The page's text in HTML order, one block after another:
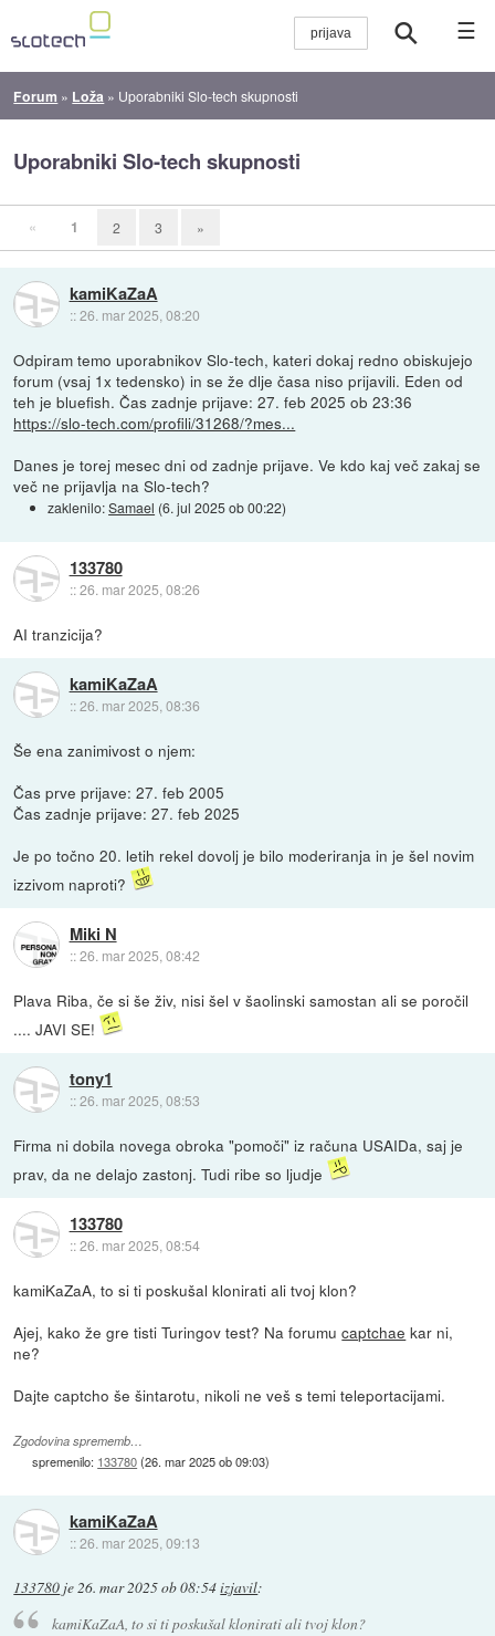
☰
Forum » Loža » Uporabniki Slo-tech skupnosti
Uporabniki Slo-tech skupnosti
« 1 2 3 »
kamiKaZaA
::26. mar 2025, 08:20
Odpiram temo uporabnikov Slo-tech, kateri dokaj redno obiskujejo
forum (vsaj 1x tedensko) in se že dlje časa niso prijavili. Eden od
teh je bluefish. Čas zadnje prijave: 27. feb 2025 ob 23:36
https://slo-tech.com/profili/31268/?mes...
Danes je torej mesec dni od zadnje prijave. Ve kdo kaj več zakaj se
več ne prijavlja na Slo-tech?
zaklenilo:Samael (6. jul 2025 ob 00:22)
133780
::26. mar 2025, 08:26
AI tranzicija?
kamiKaZaA
::26. mar 2025, 08:36
Še ena zanimivost o njem:
Čas prve prijave: 27. feb 2005
Čas zadnje prijave: 27. feb 2025
Je po točno 20. letih rekel dovolj je bilo moderiranja in je šel novim
izzivom naproti?
Miki N
::26. mar 2025, 08:42
Plava Riba, če si še živ, nisi šel v šaolinski samostan ali se poročil
.... JAVI SE!
tony1
::26. mar 2025, 08:53
Firma ni dobila novega obroka "pomoči" iz računa USAIDa, saj je
prav, da ne delajo zastonj. Tudi ribe so ljudje
133780
::26. mar 2025, 08:54
kamiKaZaA, to si ti poskušal klonirati ali tvoj klon?
Ajej, kako že gre tisti Turingov test? Na forumucaptchae kar ni,
ne?
Dajte captcho še šintarotu, nikoli ne veš s temi teleportacijami.
Zgodovina sprememb…
spremenilo: 133780(26. mar 2025 ob 09:03)
kamiKaZaA
::26. mar 2025, 09:13
133780 je26. mar 2025 ob 08:54izjavil:
kamiKaZaA, to si ti poskušal klonirati ali tvoj klon?